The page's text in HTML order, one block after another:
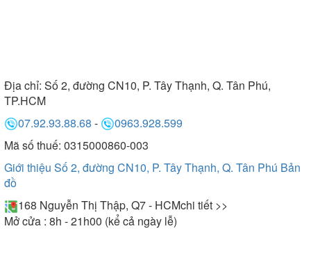
Địa chỉ: Số 2, đường CN10, P. Tây Thạnh, Q. Tân Phú,
TP.HCM
07.92.93.88.68 -
0963.928.599
Mã số thuế: 0315000860-003
Giới thiệu Số 2, đường CN10, P. Tây Thạnh, Q. Tân Phú Bản
đồ
168 Nguyễn Thị Thập, Q7 - HCMchi tiết >>
Mở cửa : 8h - 21h00 (kể cả ngày lễ)